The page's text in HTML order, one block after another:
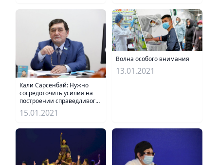
Кали Сарсенбай: Нужно
сосредоточить усилия на
построении справедливого
общества
15.01.2021
Волна особого внимания
13.01.2021